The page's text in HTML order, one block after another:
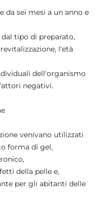
da sei mesi a un anno e
tipo di preparato,
l'età
dell'organismo
negativi.
venivano utilizzati
forma di gel,
della pelle e,
per gli abitanti delle